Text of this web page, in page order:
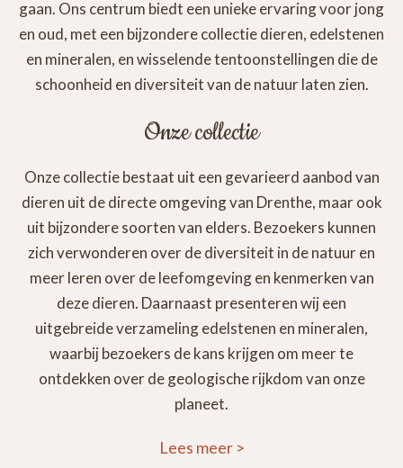
gaan. Ons centrum biedt een unieke ervaring voor jong
en oud, met een bijzondere collectie dieren, edelstenen
en mineralen, en wisselende tentoonstellingen die de
schoonheid en diversiteit van de natuur laten zien.
Onze collectie
Onze collectie bestaat uit een gevarieerd aanbod van
dieren uit de directe omgeving van Drenthe, maar ook
uit bijzondere soorten van elders. Bezoekers kunnen
zich verwonderen over de diversiteit in de natuur en
meer leren over de leefomgeving en kenmerken van
deze dieren. Daarnaast presenteren wij een
uitgebreide verzameling edelstenen en mineralen,
waarbij bezoekers de kans krijgen om meer te
ontdekken over de geologische rijkdom van onze
planeet.
Lees meer >